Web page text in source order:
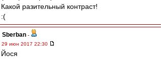
Какой разительный контраст!
:(
Sberban -
29 июн 2017 22:30
Йося